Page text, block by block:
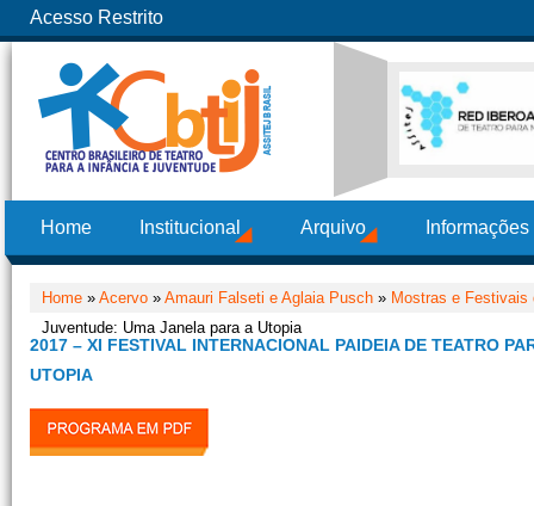
Acesso Restrito
Home Institucional Arquivo
Home » Acervo » Amauri Falseti e Aglaia Pusch » Mostras e Festivais
Juventude: Uma Janela para a Utopia
2017 – XI FESTIVAL INTERNACIONAL PAIDEIA DE TEATRO
UTOPIA